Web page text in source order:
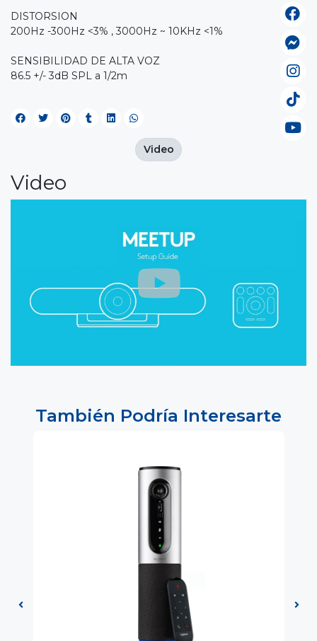
DISTORSION
200Hz -300Hz <3% , 3000Hz ~ 10KHz <1%
SENSIBILIDAD DE ALTA VOZ
86.5 +/- 3dB SPL a 1/2m
Video
Video
También Podría Interesarte